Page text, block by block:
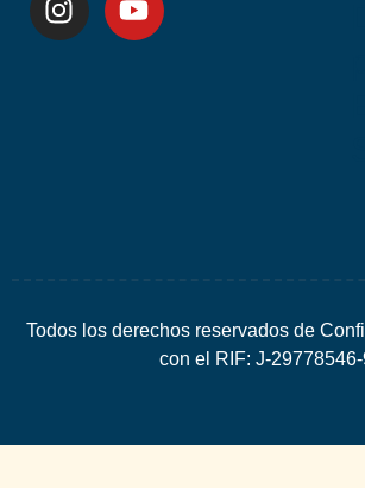
Todos los derechos reservados de
con el RIF: J-